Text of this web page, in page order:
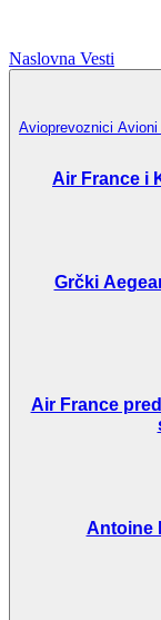
Naslovna Vesti
Avioprevoznici Avioni
Air France i
Grčki
Air France
Antoine